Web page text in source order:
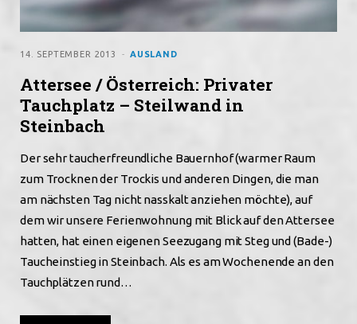
AUSLAND
14. SEPTEMBER 2013
Attersee / Österreich: Privater
Tauchplatz – Steilwand in
Steinbach
Der sehr taucherfreundliche Bauernhof (warmer Raum
zum Trocknen der Trockis und anderen Dingen, die man
am nächsten Tag nicht nasskalt anziehen möchte), auf
dem wir unsere Ferienwohnung mit Blick auf den Attersee
hatten, hat einen eigenen Seezugang mit Steg und (Bade-)
Taucheinstieg in Steinbach. Als es am Wochenende an den
Tauchplätzen rund…